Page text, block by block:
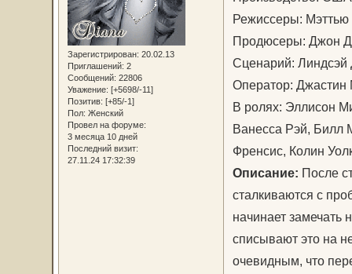
Зарегистрирован: 20.02.13
Приглашений: 2
Сообщений: 22806
Уважение: [+5698/-11]
Позитив: [+85/-1]
Пол: Женский
Провел на форуме:
3 месяца 10 дней
Последний визит:
27.11.24 17:32:39
Режиссеры:
Продюсеры: Джон
Сценарий:
Оператор: Джастин
В ролях: Эллисон
Ванесса Рэй, Билл
Френсис, Колин
Описание: После
сталкиваются с
начинает
списывают это на
очевидным, что